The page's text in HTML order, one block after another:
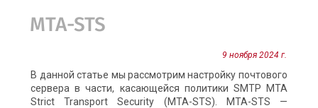
MTA-STS
9 ноября 2024 г.
В данной статье мы рассмотрим настройку почтового
сервера в части, касающейся политики SMTP MTA
Strict Transport Security (MTA-STS). MTA-STS —